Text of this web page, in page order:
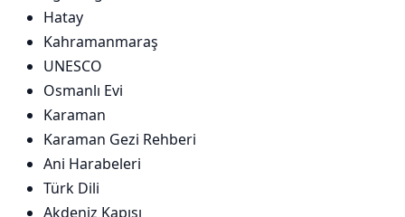
Hatay
Kahramanmaraş
UNESCO
Osmanlı Evi
Karaman
Karaman Gezi Rehberi
Ani Harabeleri
Türk Dili
Akdeniz Kapısı